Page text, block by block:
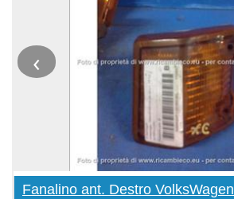
‹
Fanalino ant. Destro VolksWagen